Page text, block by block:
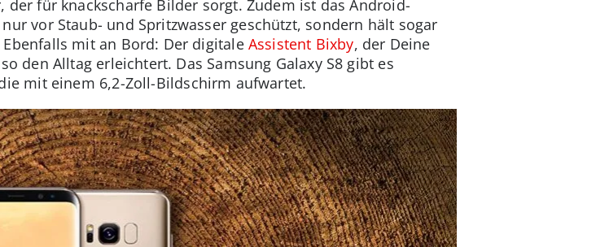
für knackscharfe Bilder sorgt. Zudem ist das Android-
vor Staub- und Spritzwasser geschützt, sondern hält sogar
mit an Bord: Der digitale Assistent Bixby, der Deine
den Alltag erleichtert. Das Samsung Galaxy S8 gibt es
mit einem 6,2-Zoll-Bildschirm aufwartet.